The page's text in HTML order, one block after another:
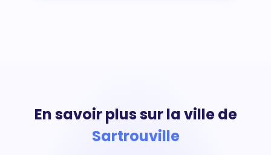
En savoir plus sur la ville de
Sartrouville